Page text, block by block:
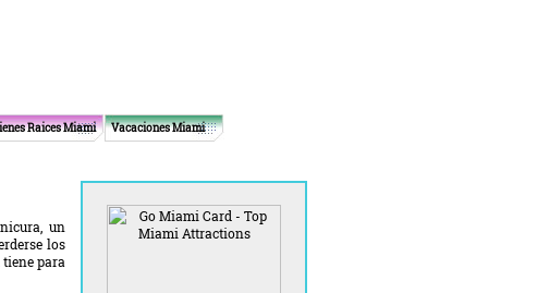
Raices Miami Vacaciones Miami
un
los
para